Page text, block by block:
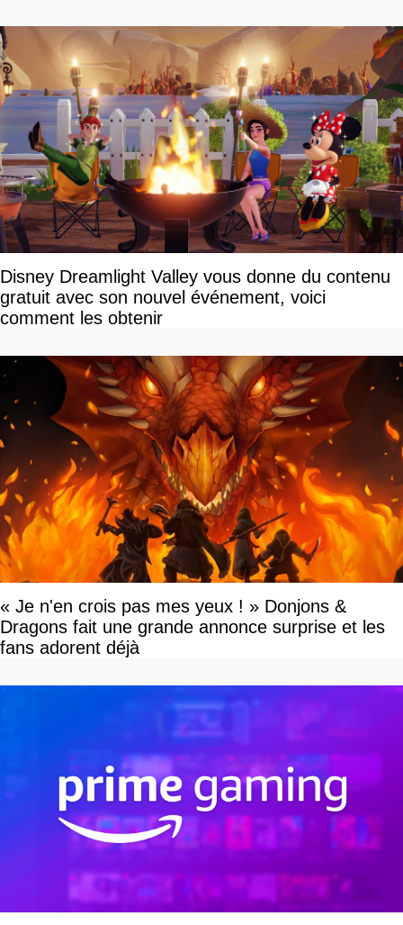
Disney Dreamlight Valley vous donne du contenu
gratuit avec son nouvel événement, voici
comment les obtenir
« Je n'en crois pas mes yeux ! » Donjons &
Dragons fait une grande annonce surprise et les
fans adorent déjà